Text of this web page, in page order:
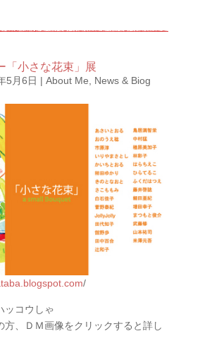
「小さな花束」展
5月6日 | About Me News & Biog
/
コウしゃ
方、ＤＭ画像をクリックすると詳し